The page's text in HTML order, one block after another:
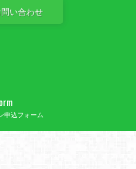
問い合わせ
申込フォーム